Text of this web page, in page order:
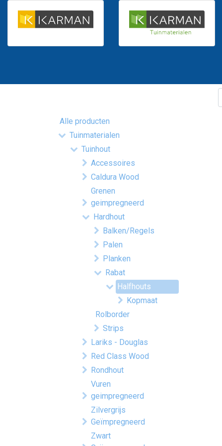
Alle producten
Tuinmaterialen
Tuinhout
Accessoires
Caldura Wood
Grenen
geimpregneerd
Hardhout
Balken/Regels
Palen
Planken
Rabat
Halfhouts
Kopmaat
Rolborder
Strips
Lariks - Douglas
Red Class Wood
Rondhout
Vuren
geimpregneerd
Zilvergrijs
Geïmpregneerd
Zwart